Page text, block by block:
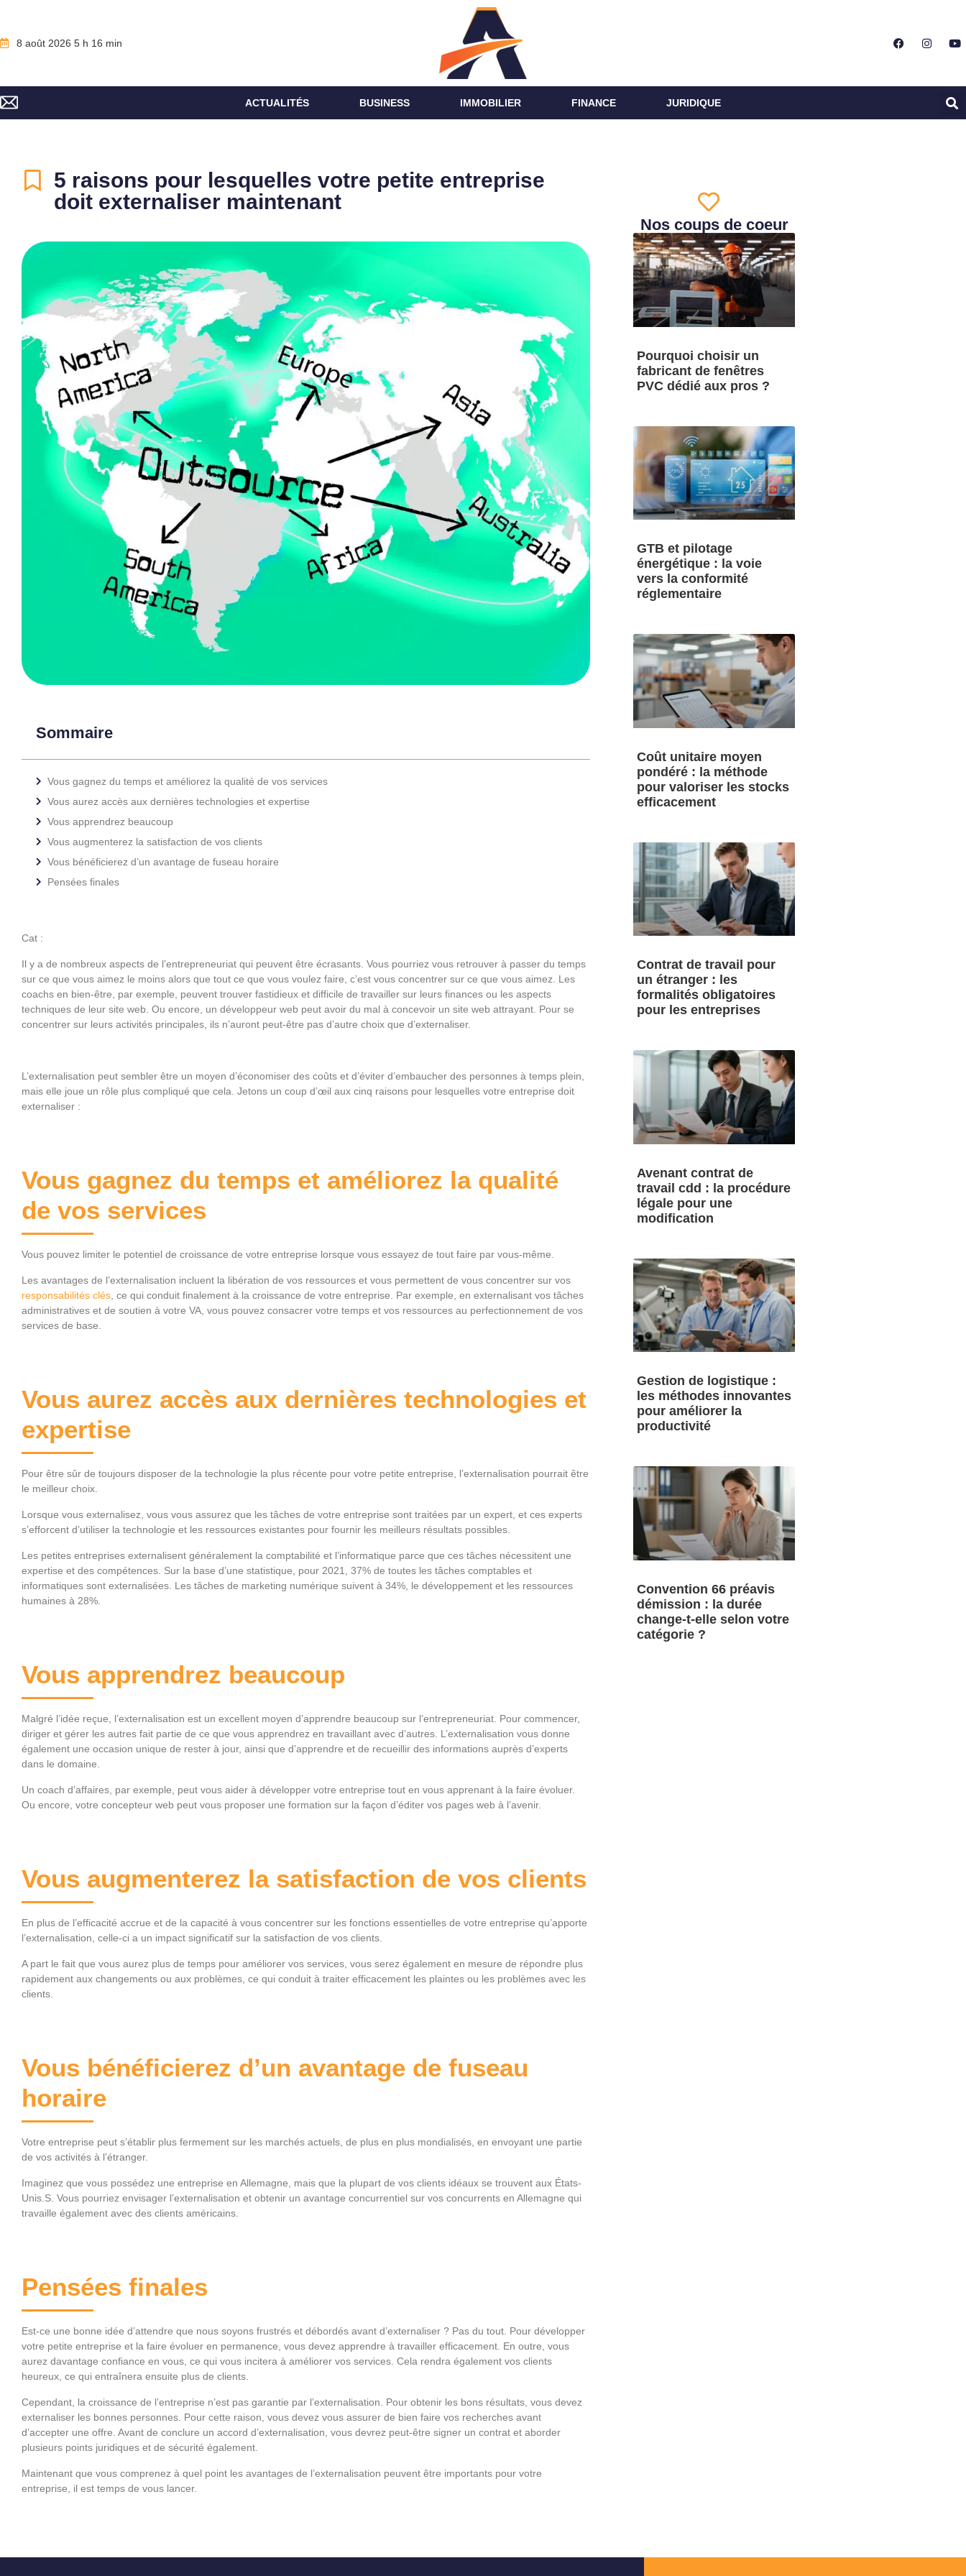
8 août 2026 5 h 16 min
ACTUALITÉS BUSINESS IMMOBILIER FINANCE JURIDIQUE
5 raisons pour lesquelles votre petite entreprise
doit externaliser maintenant
Sommaire
Vous gagnez du temps et améliorez la qualité de vos services
Vous aurez accès aux dernières technologies et expertise
Vous apprendrez beaucoup
Vous augmenterez la satisfaction de vos clients
Vous bénéficierez d’un avantage de fuseau horaire
Pensées finales
Cat :
Il y a de nombreux aspects de l’entrepreneuriat qui peuvent être écrasants. Vous pourriez vous retrouver à passer du temps
sur ce que vous aimez le moins alors que tout ce que vous voulez faire, c’est vous concentrer sur ce que vous aimez. Les
coachs en bien-être, par exemple, peuvent trouver fastidieux et difficile de travailler sur leurs finances ou les aspects
techniques de leur site web. Ou encore, un développeur web peut avoir du mal à concevoir un site web attrayant. Pour se
concentrer sur leurs activités principales, ils n’auront peut-être pas d’autre choix que d’externaliser.
L’externalisation peut sembler être un moyen d’économiser des coûts et d’éviter d’embaucher des personnes à temps plein,
mais elle joue un rôle plus compliqué que cela. Jetons un coup d’œil aux cinq raisons pour lesquelles votre entreprise doit
externaliser :
Vous gagnez du temps et améliorez la qualité
de vos services
Vous pouvez limiter le potentiel de croissance de votre entreprise lorsque vous essayez de tout faire par vous-même.
Les avantages de l’externalisation incluent la libération de vos ressources et vous permettent de vous concentrer sur vos
responsabilités clés , ce qui conduit finalement à la croissance de votre entreprise. Par exemple, en externalisant vos tâches
administratives et de soutien à votre VA, vous pouvez consacrer votre temps et vos ressources au perfectionnement de vos
services de base.
Vous aurez accès aux dernières technologies et
expertise
Pour être sûr de toujours disposer de la technologie la plus récente pour votre petite entreprise, l’externalisation pourrait être
le meilleur choix.
Lorsque vous externalisez, vous vous assurez que les tâches de votre entreprise sont traitées par un expert, et ces experts
s’efforcent d’utiliser la technologie et les ressources existantes pour fournir les meilleurs résultats possibles.
Les petites entreprises externalisent généralement la comptabilité et l’informatique parce que ces tâches nécessitent une
expertise et des compétences. Sur la base d’une statistique, pour 2021, 37% de toutes les tâches comptables et
informatiques sont externalisées. Les tâches de marketing numérique suivent à 34%, le développement et les ressources
humaines à 28%.
Vous apprendrez beaucoup
Malgré l’idée reçue, l’externalisation est un excellent moyen d’apprendre beaucoup sur l’entrepreneuriat. Pour commencer,
diriger et gérer les autres fait partie de ce que vous apprendrez en travaillant avec d’autres. L’externalisation vous donne
également une occasion unique de rester à jour, ainsi que d’apprendre et de recueillir des informations auprès d’experts
dans le domaine.
Un coach d’affaires, par exemple, peut vous aider à développer votre entreprise tout en vous apprenant à la faire évoluer.
Ou encore, votre concepteur web peut vous proposer une formation sur la façon d’éditer vos pages web à l’avenir.
Vous augmenterez la satisfaction de vos clients
En plus de l’efficacité accrue et de la capacité à vous concentrer sur les fonctions essentielles de votre entreprise qu’apporte
l’externalisation, celle-ci a un impact significatif sur la satisfaction de vos clients.
A part le fait que vous aurez plus de temps pour améliorer vos services, vous serez également en mesure de répondre plus
rapidement aux changements ou aux problèmes, ce qui conduit à traiter efficacement les plaintes ou les problèmes avec les
clients.
Vous bénéficierez d’un avantage de fuseau
horaire
Votre entreprise peut s’établir plus fermement sur les marchés actuels, de plus en plus mondialisés, en envoyant une partie
de vos activités à l’étranger.
Imaginez que vous possédez une entreprise en Allemagne, mais que la plupart de vos clients idéaux se trouvent aux États-
Unis.S. Vous pourriez envisager l’externalisation et obtenir un avantage concurrentiel sur vos concurrents en Allemagne qui
travaille également avec des clients américains.
Pensées finales
Est-ce une bonne idée d’attendre que nous soyons frustrés et débordés avant d’externaliser ? Pas du tout. Pour développer
votre petite entreprise et la faire évoluer en permanence, vous devez apprendre à travailler efficacement. En outre, vous
aurez davantage confiance en vous, ce qui vous incitera à améliorer vos services. Cela rendra également vos clients
heureux, ce qui entraînera ensuite plus de clients.
Cependant, la croissance de l’entreprise n’est pas garantie par l’externalisation. Pour obtenir les bons résultats, vous devez
externaliser les bonnes personnes. Pour cette raison, vous devez vous assurer de bien faire vos recherches avant
d’accepter une offre. Avant de conclure un accord d’externalisation, vous devrez peut-être signer un contrat et aborder
plusieurs points juridiques et de sécurité également.
Maintenant que vous comprenez à quel point les avantages de l’externalisation peuvent être importants pour votre
entreprise, il est temps de vous lancer.
Nos coups de coeur
Pourquoi choisir un
fabricant de fenêtres
PVC dédié aux pros ?
GTB et pilotage
énergétique : la voie
vers la conformité
réglementaire
Coût unitaire moyen
pondéré : la méthode
pour valoriser les stocks
efficacement
Contrat de travail pour
un étranger : les
formalités obligatoires
pour les entreprises
Avenant contrat de
travail cdd : la procédure
légale pour une
modification
Gestion de logistique :
les méthodes innovantes
pour améliorer la
productivité
Convention 66 préavis
démission : la durée
change-t-elle selon votre
catégorie ?